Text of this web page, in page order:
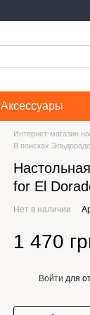
Аксессуары
Интернет-магазин
В поисках
for El
Нет в наличии
1 470
Войти для